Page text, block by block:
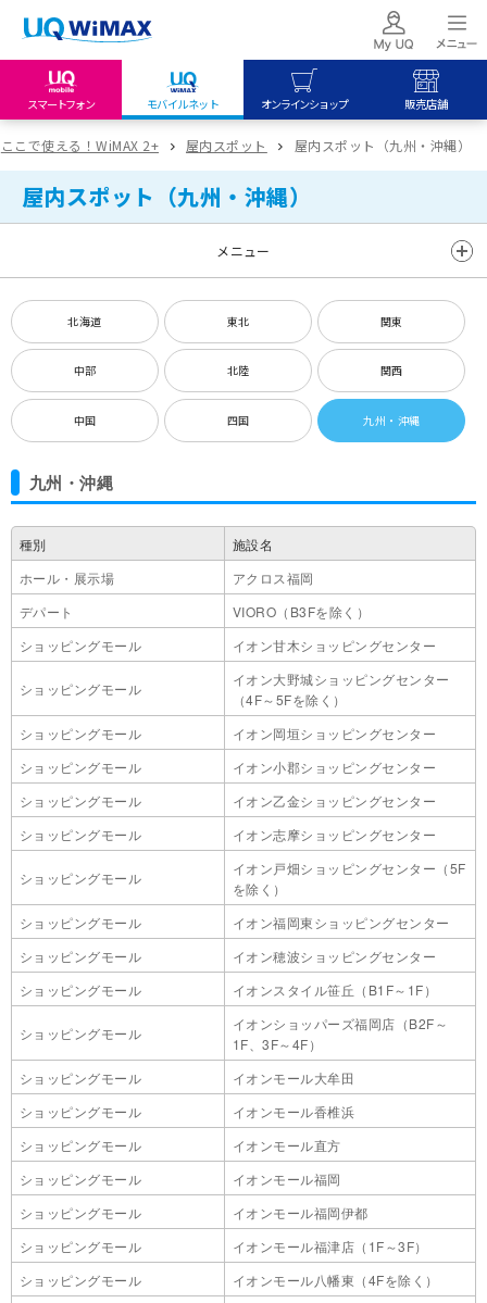
スマートフォン モバイルネット オンラインショップ 販売店舗
my UQ WiMAX
UQ WiMAX ご契約の方
My UQ mobile
UQ mobile
データチャージサイト
UQ mobile
オンラインショップ
UQ WiMAX
UQ mobile
販売店舗
UQ WiMAX
ここで使える！WiMAX 2+ 屋内スポット 屋内スポット（九州・沖縄）
屋内スポット（九州・沖縄）
メニュー
北海道 東北 関東
中部 北陸 関西
中国 四国 九州・沖縄
九州・沖縄
種別
施設名
ホール・展示場
アクロス福岡
デパート
VIORO（B3Fを除く）
ショッピングモール
イオン甘木ショッピングセンター
ショッピングモール
イオン大野城ショッピングセンター
（4F～5Fを除く）
ショッピングモール
イオン岡垣ショッピングセンター
ショッピングモール
イオン小郡ショッピングセンター
ショッピングモール
イオン乙金ショッピングセンター
ショッピングモール
イオン志摩ショッピングセンター
ショッピングモール
イオン戸畑ショッピングセンター（5F
を除く）
ショッピングモール
イオン福岡東ショッピングセンター
ショッピングモール
イオン穂波ショッピングセンター
ショッピングモール
イオンスタイル笹丘（B1F～1F）
ショッピングモール
イオンショッパーズ福岡店（B2F～
1F、3F～4F）
ショッピングモール
イオンモール大牟田
ショッピングモール
イオンモール香椎浜
ショッピングモール
イオンモール直方
ショッピングモール
イオンモール福岡
ショッピングモール
イオンモール福岡伊都
ショッピングモール
イオンモール福津店（1F～3F）
ショッピングモール
イオンモール八幡東（4Fを除く）